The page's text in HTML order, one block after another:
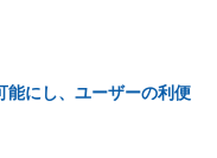
能にし、ユーザーの利便